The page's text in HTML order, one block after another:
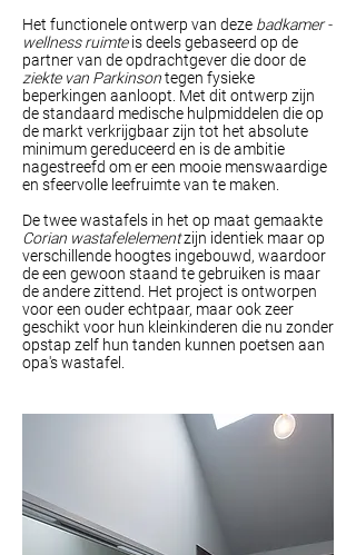
Het functionele ontwerp van deze badkamer -
wellness ruimteis deels gebaseerd op de
partner van de opdrachtgever die door de
ziekte van Parkinsontegen fysieke
beperkingen aanloopt. Met dit ontwerp zijn
de standaard medische hulpmiddelen die op
de markt verkrijgbaar zijn tot het absolute
minimum gereduceerd en is de ambitie
nagestreefd om er een mooie menswaardige
en sfeervolle leefruimte van te maken.
De twee wastafels in het op maat gemaakte
Corian wastafelelementzijn identiek maar op
verschillende hoogtes ingebouwd, waardoor
de een gewoon staand te gebruiken is maar
de andere zittend. Het project is ontworpen
voor een ouder echtpaar, maar ook zeer
geschikt voor hun kleinkinderen die nu zonder
opstap zelf hun tanden kunnen poetsen aan
opa's wastafel.